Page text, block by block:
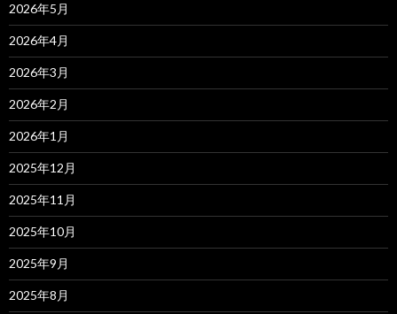
2026年5月
2026年4月
2026年3月
2026年2月
2026年1月
2025年12月
2025年11月
2025年10月
2025年9月
2025年8月